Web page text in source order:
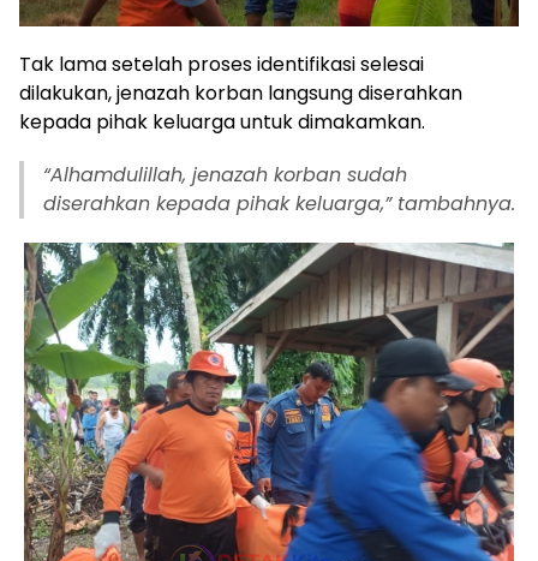
Tak lama setelah proses identifikasi selesai
dilakukan, jenazah korban langsung diserahkan
kepada pihak keluarga untuk dimakamkan.
“Alhamdulillah, jenazah korban sudah
diserahkan kepada pihak keluarga,” tambahnya.